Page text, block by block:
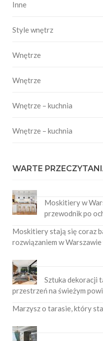
Inne
Style wnętrz
Wnętrze
Wnętrze
Wnętrze – kuchnia
Wnętrze – kuchnia
WARTE
Moskitiery w
przewodnik po
Moskitiery stają się coraz
rozwiązaniem w
Sztuka dekoracji
przestrzeń na świeżym
Marzysz o tarasie, który